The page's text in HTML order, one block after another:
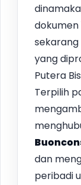
dokumen
yang
Putera
Terpilih
dan
peribadi